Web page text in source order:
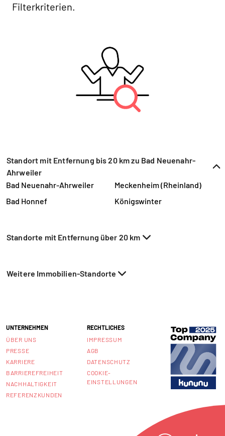
Filterkriterien.
Standort mit Entfernung bis 20 km zu Bad Neuenahr-
Ahrweiler
Bad Neuenahr-Ahrweiler
Meckenheim (Rheinland)
Bad Honnef
Königswinter
Standorte mit Entfernung über 20 km
Weitere Immobilien-Standorte
UNTERNEHMEN
ÜBER UNS
PRESSE
KARRIERE
BARRIEREFREIHEIT
NACHHALTIGKEIT
REFERENZKUNDEN
RECHTLICHES
IMPRESSUM
AGB
DATENSCHUTZ
COOKIE-
EINSTELLUNGEN